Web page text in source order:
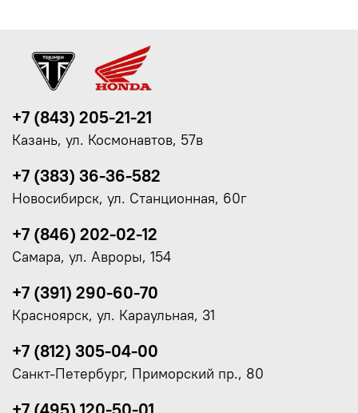
+7 (843) 205-21-21
Казань, ул. Космонавтов, 57в
+7 (383) 36-36-582
Новосибирск, ул. Станционная, 60г
+7 (846) 202-02-12
Самара, ул. Авроры, 154
+7 (391) 290-60-70
Красноярск, ул. Караульная, 31
+7 (812) 305-04-00
Санкт-Петербург, Приморский пр., 80